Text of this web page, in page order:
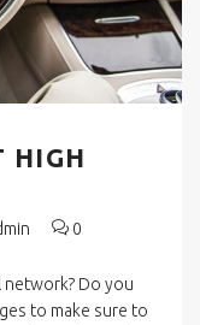
HIGH
0
Do you
to make sure to